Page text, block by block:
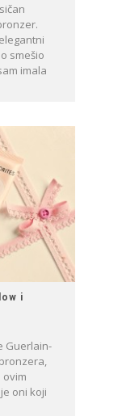
smešio
imala
i
Guerlain-
ovim
oni koji